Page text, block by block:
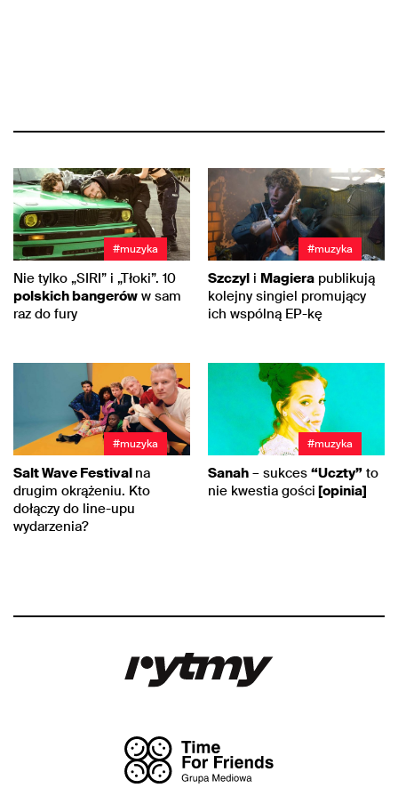
#muzyka
Nie tylko „SIRI” i „Tłoki”. 10
polskich bangerów w sam
raz do fury
#muzyka
Szczyl i Magiera publikują
kolejny singiel promujący
ich wspólną EP-kę
#muzyka
Salt Wave Festival na
drugim okrążeniu. Kto
dołączy do line-upu
wydarzenia?
#muzyka
Sanah – sukces “Uczty” to
nie kwestia gości [opinia]